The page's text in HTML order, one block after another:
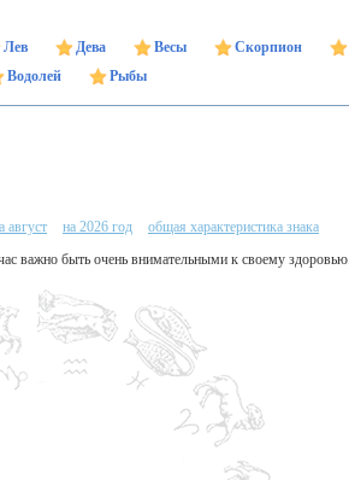
Лев Дева Весы Скорпион
Водолей
Рыбы
август на 2026 год
общая характеристика знака
важно быть очень внимательными к своему здоровью.